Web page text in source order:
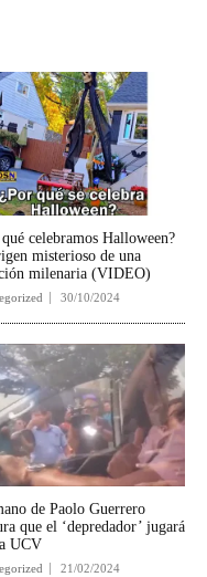
celebramos Halloween?
misterioso de una
milenaria (VIDEO)
30/10/2024
de Paolo Guerrero
que el ‘depredador’ jugará
UCV
21/02/2024